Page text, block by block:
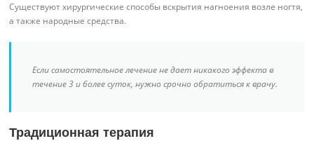
Существуют хирургические способы вскрытия нагноения возле ногтя,
а также народные средства.
Если самостоятельное лечение не дает никакого эффекта в
течение 3 и более суток, нужно срочно обратиться к врачу.
Традиционная терапия